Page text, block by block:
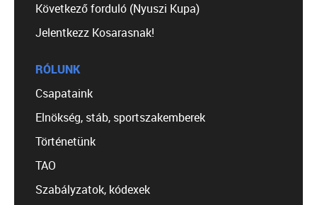
Következő forduló (Nyuszi Kupa)
Jelentkezz Kosarasnak!
RÓLUNK
Csapataink
Elnökség, stáb, sportszakemberek
Történetünk
TAO
Szabályzatok, kódexek